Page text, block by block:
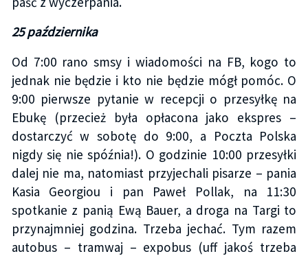
25 października
Od 7:00 rano smsy i wiadomości na FB, kogo to
jednak nie będzie i kto nie będzie mógł pomóc. O
9:00 pierwsze pytanie w recepcji o przesyłkę na
Ebukę (przecież była opłacona jako ekspres –
dostarczyć w sobotę do 9:00, a Poczta Polska
nigdy się nie spóźnia!). O godzinie 10:00 przesyłki
dalej nie ma, natomiast przyjechali pisarze – pania
Kasia Georgiou i pan Paweł Pollak, na 11:30
spotkanie z panią Ewą Bauer, a droga na Targi to
przynajmniej godzina. Trzeba jechać. Tym razem
autobus – tramwaj – expobus (uff jakoś trzeba